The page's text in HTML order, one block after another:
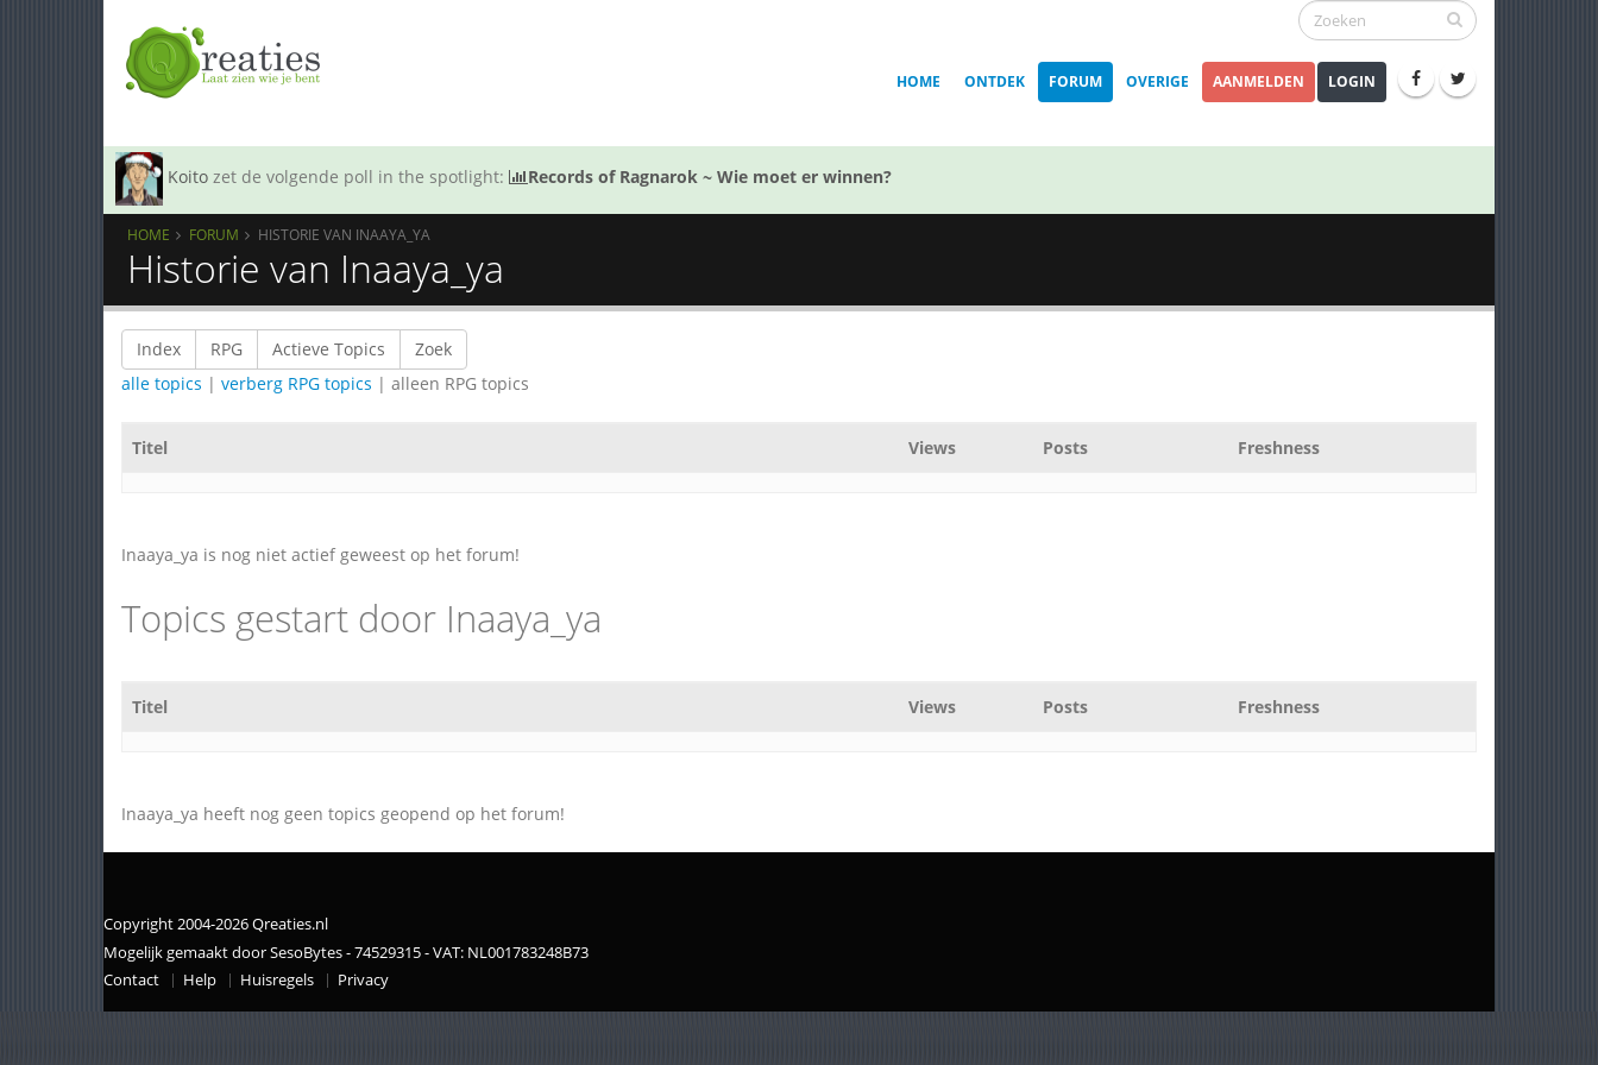
HOME ONTDEK FORUM OVERIGE AANMELDEN LOGIN
Koito zet de volgende poll in the spotlight: Records of Ragnarok ~ Wie moet er winnen?
HOME FORUM HISTORIE VAN INAAYA_YA
Historie van Inaaya_ya
Index RPG Actieve Topics
Zoek
alle topics | verberg RPG topics | alleen RPG topics
Titel Views Posts Freshness
Inaaya_ya is nog niet actief geweest op het forum!
Topics gestart door Inaaya_ya
Titel Views Posts Freshness
Inaaya_ya heeft nog geen topics geopend op het forum!
Copyright 2004-2026 Qreaties.nl
Mogelijk gemaakt door SesoBytes - 74529315 - VAT: NL001783248B73
Contact
Help Huisregels Privacy